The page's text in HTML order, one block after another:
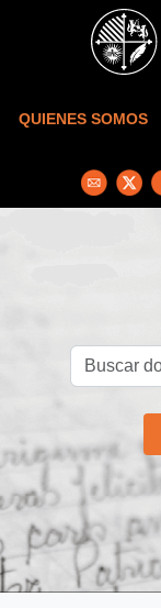
Skip to main content
QUIENES SOMOS